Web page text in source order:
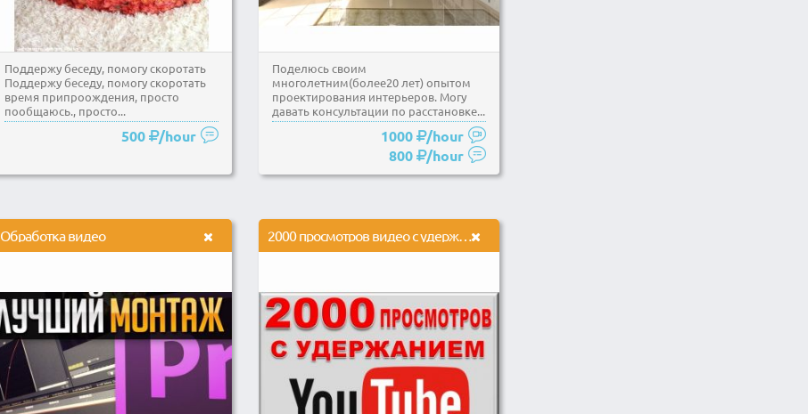
Поддержу беседу, помогу скоротать
Поддержу беседу, помогу скоротать
время припроождения, просто
пообщаюсь., просто...
500 /hour
Поделюсь своим
многолетним(более20 лет) опытом
проектирования интерьеров. Могу
давать консультации по расстановке...
1000
/hour
800
/hour
Обработка видео 2000 просмотров видео с удержанием на YouTube